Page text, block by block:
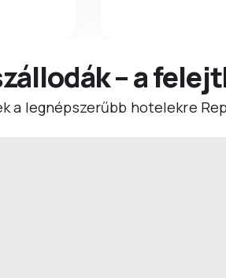
– a
a legnépszerűbb hotelekre